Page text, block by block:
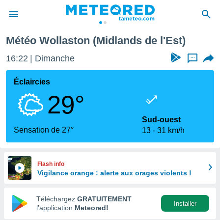
de
Météo Wollaston (Midlands de l'Est)
16:22 Dimanche ...
Éclaircies
29°
Sensation de 27°
Sud-ouest
13
31 km/h
Flash info
Vigilance orange : alerte aux orages violents !
Téléchargez GRATUITEMENT
l’application Meteored!
Installer